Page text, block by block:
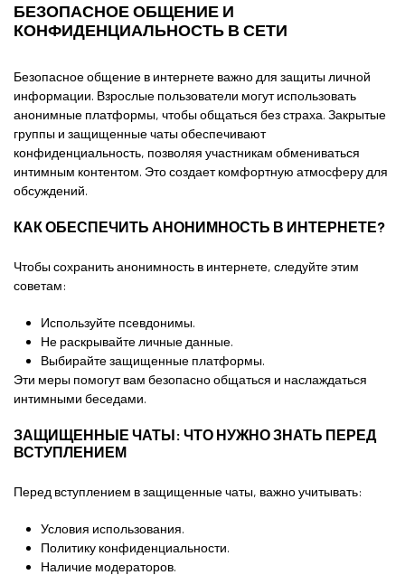
БЕЗОПАСНОЕ ОБЩЕНИЕ И
КОНФИДЕНЦИАЛЬНОСТЬ В СЕТИ
Безопасное общение в интернете важно для защиты личной
информации. Взрослые пользователи могут использовать
анонимные платформы, чтобы общаться без страха. Закрытые
группы и защищенные чаты обеспечивают
конфиденциальность, позволяя участникам обмениваться
интимным контентом. Это создает комфортную атмосферу для
обсуждений.
КАК ОБЕСПЕЧИТЬ АНОНИМНОСТЬ В ИНТЕРНЕТЕ?
Чтобы сохранить анонимность в интернете, следуйте этим
советам:
Используйте псевдонимы.
Не раскрывайте личные данные.
Выбирайте защищенные платформы.
Эти меры помогут вам безопасно общаться и наслаждаться
интимными беседами.
ЗАЩИЩЕННЫЕ ЧАТЫ: ЧТО НУЖНО ЗНАТЬ ПЕРЕД
ВСТУПЛЕНИЕМ
Перед вступлением в защищенные чаты, важно учитывать:
Условия использования.
Политику конфиденциальности.
Наличие модераторов.